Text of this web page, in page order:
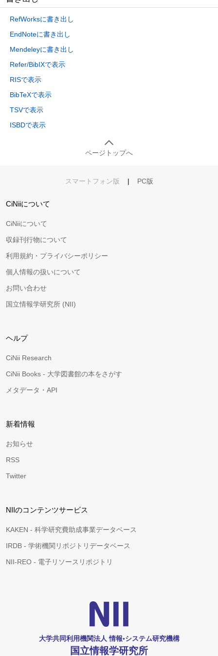
RefWorksに書き出し
EndNoteに書き出し
Mendeleyに書き出し
Refer/BibIXで表示
RISで表示
BibTeXで表示
TSVで表示
ISBDで表示
ページトップへ
スマートフォン版 | PC版
CiNiiについて
CiNiiについて
収録刊行物について
利用規約・プライバシーポリシー
個人情報の扱いについて
お問い合わせ
国立情報学研究所 (NII)
ヘルプ
CiNii Research
CiNii Books - 大学図書館の本をさがす
メタデータ・API
新着情報
お知らせ
RSS
Twitter
NIIのコンテンツサービス
KAKEN - 科学研究費助成事業データベース
IRDB - 学術機関リポジトリデータベース
NII-REO - 電子リソースリポジトリ
大学共同利用機関法人 情報•システム研究機構
国立情報学研究所